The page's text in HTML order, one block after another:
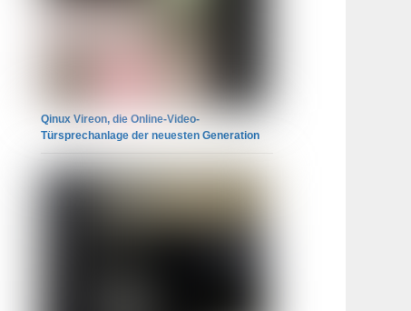
Qinux Vireon, die Online-Video-
Türsprechanlage der neuesten Generation